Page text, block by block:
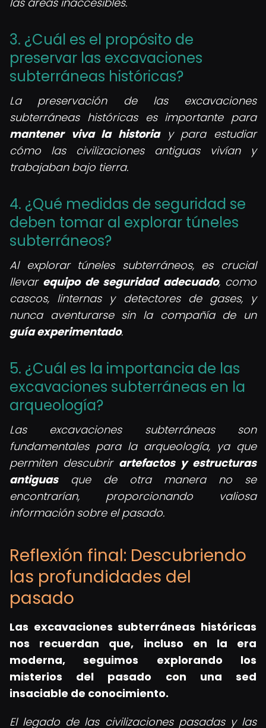
3. ¿Cuál es el propósito de
preservar las excavaciones
subterráneas históricas?
La preservación de las excavaciones
subterráneas históricas es importante para
mantener viva la historiay para estudiar
cómo las civilizaciones antiguas vivían y
trabajaban bajo tierra.
4. ¿Qué medidas de seguridad se
deben tomar al explorar túneles
subterráneos?
Al explorar túneles subterráneos, es crucial
llevar equipo de seguridad adecuado, como
cascos, linternas y detectores de gases, y
nunca aventurarse sin la compañía de un
guía experimentado.
5. ¿Cuál es la importancia de las
excavaciones subterráneas en la
arqueología?
Las excavaciones subterráneas son
fundamentales para la arqueología, ya que
permiten descubrir artefactos y estructuras
antiguasque de otra manera no se
encontrarían, proporcionando valiosa
información sobre el pasado.
Reflexión final: Descubriendo
las profundidades del
pasado
Las excavaciones subterráneas históricas
nos recuerdan que, incluso en la era
moderna, seguimos explorando los
misterios del pasado con una sed
insaciable de conocimiento.
El legado de las civilizaciones pasadas y las